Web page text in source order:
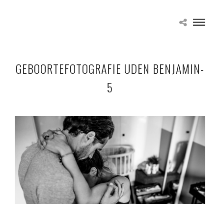
GEBOORTEFOTOGRAFIE UDEN BENJAMIN-
5